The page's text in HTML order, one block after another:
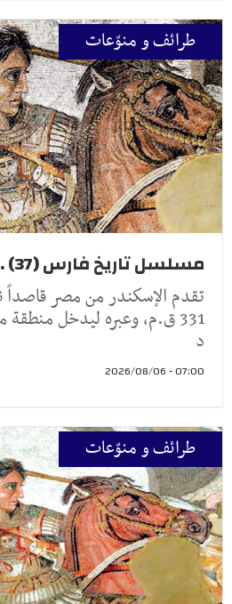
طرائف و منوّعات
مسلسل تاريخ فارس (37) ...حرب كوكميلا
تقدم الإسكندر من مصر قاصداً
331 ق.م، وعبره ليدخل منطقة
د
07:00 - 2026/08/06
طرائف و منوّعات